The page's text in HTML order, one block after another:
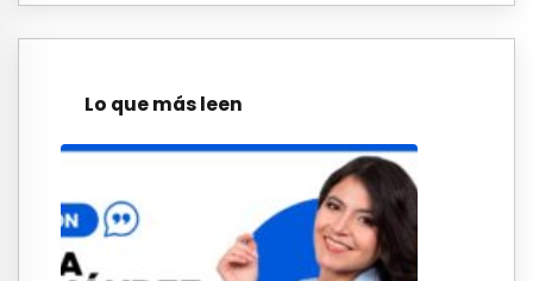
Lo que más leen